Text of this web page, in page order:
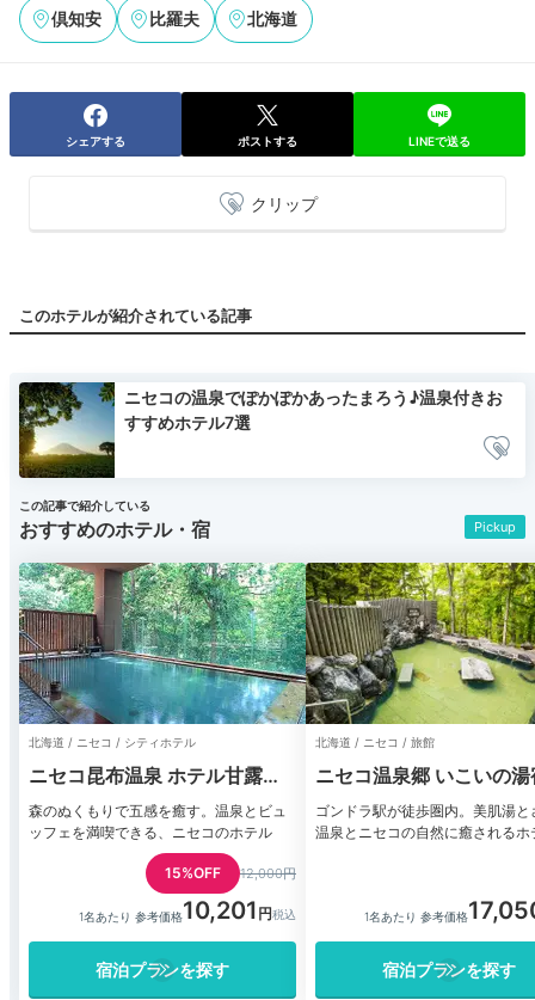
倶知安 比羅夫 北海道
シェアする ポストする LINEで送る
クリップ
このホテルが紹介されている記事
ニセコの温泉でぽかぽかあったまろう♪温泉付きお
すすめホテル7選
Pickup
この記事で紹介している
おすすめのホテル・宿
北海道 / ニセコ / シティホテル
ニセコ昆布温泉 ホテル甘露の
森
森のぬくもりで五感を癒す。温泉とビュ
ッフェを満喫できる、ニセコのホテル
15%OFF 12,000円
1名あたり 参考価格10,201
宿泊プランを探す
北海道 / ニセコ / 旅館
ニセコ温泉郷 いこいの湯
ろは
ゴンドラ駅が徒歩圏内。美肌湯と
温泉とニセコの自然に癒されるホ
1名あたり 参考価格
宿泊プランを探す